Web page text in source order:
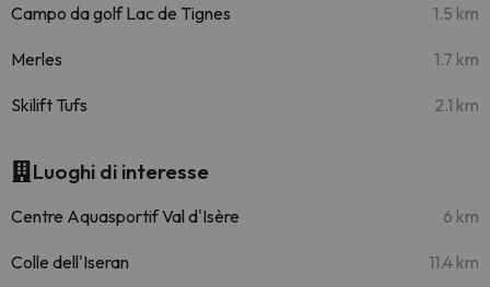
Campo da golf Lac de Tignes 1.5 km
Merles 1.7 km
Skilift Tufs 2.1 km
Luoghi di interesse
Centre Aquasportif Val d'Isère 6 km
Colle dell'Iseran 11.4 km